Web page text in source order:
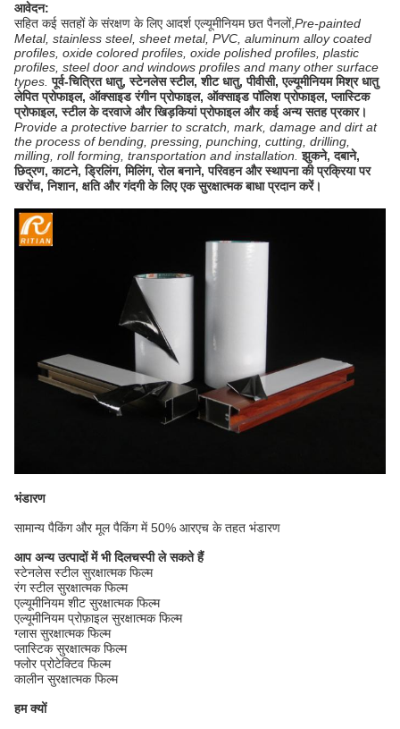
आवेदन:
सहित कई सतहों के संरक्षण के लिए आदर्श एल्यूमीनियम छत पैनलों,Pre-painted
Metal, stainless steel, sheet metal, PVC, aluminum alloy coated
profiles, oxide colored profiles, oxide polished profiles, plastic
profiles, steel door and windows profiles and many other surface
types. पूर्व-चित्रित धातु, स्टेनलेस स्टील, शीट धातु, पीवीसी, एल्यूमीनियम मिश्र धातु
लेपित प्रोफाइल, ऑक्साइड रंगीन प्रोफाइल, ऑक्साइड पॉलिश प्रोफाइल, प्लास्टिक
प्रोफाइल, स्टील के दरवाजे और खिड़कियां प्रोफाइल और कई अन्य सतह प्रकार।
Provide a protective barrier to scratch, mark, damage and dirt at
the process of bending, pressing, punching, cutting, drilling,
milling, roll forming, transportation and installation. झुकने, दबाने,
छिद्रण, काटने, ड्रिलिंग, मिलिंग, रोल बनाने, परिवहन और स्थापना की प्रक्रिया पर
खरोंच, निशान, क्षति और गंदगी के लिए एक सुरक्षात्मक बाधा प्रदान करें।
भंडारण
सामान्य पैकिंग और मूल पैकिंग में 50% आरएच के तहत भंडारण
आप अन्य उत्पादों में भी दिलचस्पी ले सकते हैं
स्टेनलेस स्टील सुरक्षात्मक फिल्म
रंग स्टील सुरक्षात्मक फिल्म
एल्यूमीनियम शीट सुरक्षात्मक फिल्म
एल्यूमीनियम प्रोफ़ाइल सुरक्षात्मक फिल्म
ग्लास सुरक्षात्मक फिल्म
प्लास्टिक सुरक्षात्मक फिल्म
फ्लोर प्रोटेक्टिव फिल्म
कालीन सुरक्षात्मक फिल्म
हम क्यों